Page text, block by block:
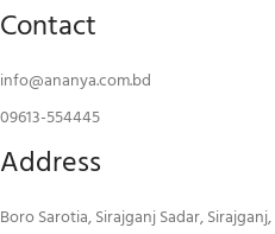
Contact
info@ananya.com.bd
09613-554445
Address
Boro Sarotia, Sirajganj Sadar,